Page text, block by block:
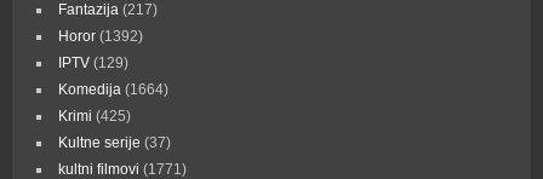
Fantazija (217)
Horor (1392)
IPTV (129)
Komedija (1664)
Krimi (425)
Kultne serije (37)
kultni filmovi (1771)